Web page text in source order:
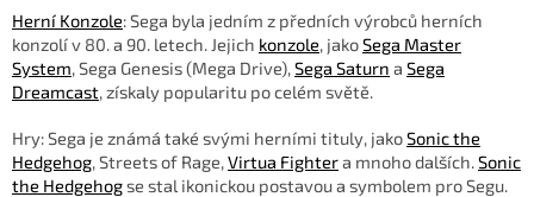
Herní Konzole: Sega byla jedním z předních výrobců herních
konzolí v 80. a 90. letech. Jejich konzole, jakoSega Master
System, Sega Genesis (Mega Drive),Sega Saturn a Sega
Dreamcast, získaly popularitu po celém světě.
Hry: Sega je známá také svými herními tituly, jakoSonic the
Hedgehog, Streets of Rage,Virtua Fightera mnoho dalších.Sonic
the Hedgehogse stal ikonickou postavou a symbolem pro Segu.